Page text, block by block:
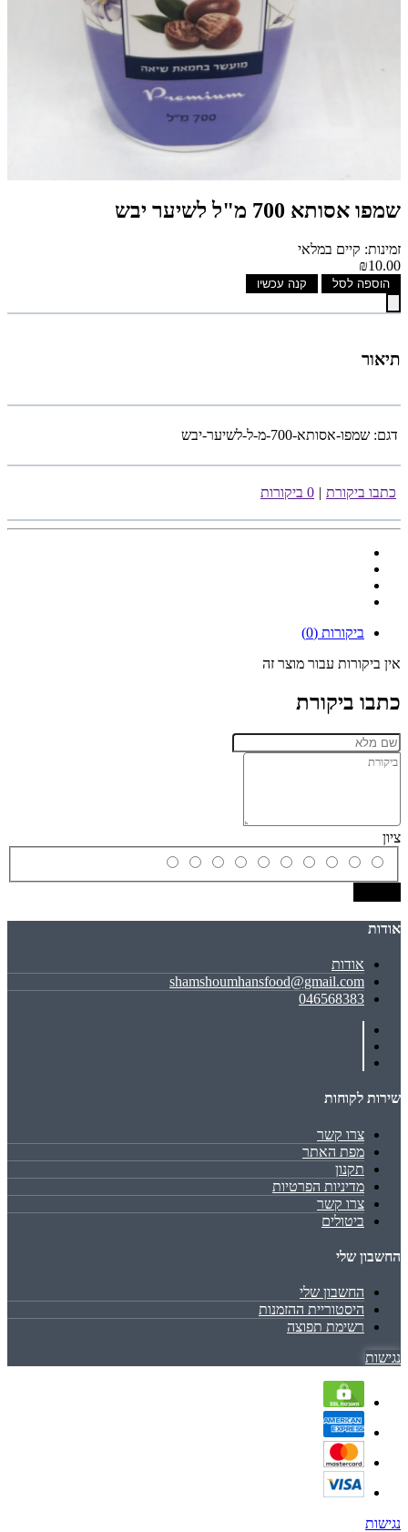
שמפו אסותא 700 מ"ל לשיער יבש
זמינות: קיים במלאי
₪10.00
הוספה לסל קנה עכשיו
תיאור
דגם: שמפו-אסותא-700-מ-ל-לשיער-יבש
כתבו ביקורת | 0 ביקורות
ביקורות (0)
אין ביקורות עבור מוצר זה
כתבו ביקורת
ציון
אודות
אודות
shamshoumhansfood@gmail.com
046568383
שירות לקוחות
צרו קשר
מפת האתר
תקנון
מדיניות הפרטיות
צרו קשר
ביטולים
החשבון שלי
החשבון שלי
היסטוריית ההזמנות
רשימת תפוצה
נגישות
נגישות